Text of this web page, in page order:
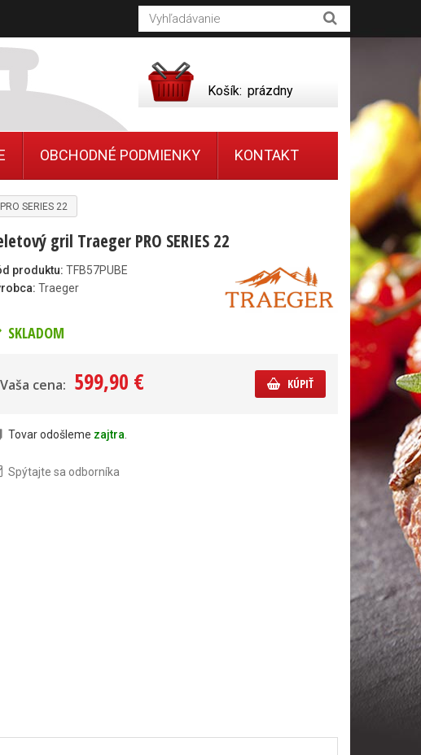
SERIES 22
gril Traeger PRO SERIES 22
produktu: TFB57PUBE
Traeger
SKLADOM
Vaša cena: 599,90 € KÚPIŤ
Tovar odošleme zajtra.
Spýtajte sa odborníka
Košík: prázdny
OBCHODNÉ PODMIENKY KONTAKT